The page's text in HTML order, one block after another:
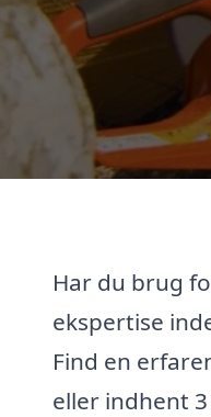
Har du brug
ekspertise
Find en
eller indhent